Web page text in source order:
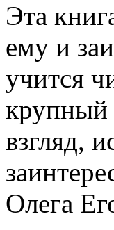
Эта
ему и
учится
крупный
взгляд,
Олега